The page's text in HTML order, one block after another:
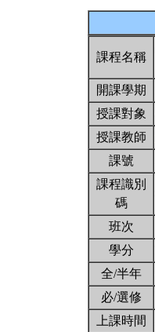
課程名稱
開課學期
授課對象
授課教師
課號
課程識別
碼
班次
學分
全/半年
必/選修
上課時間